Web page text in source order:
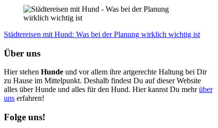
Städ­te­rei­sen mit Hund: Was bei der Pla­nung wirk­lich wich­tig ist
Über uns
Hier stehen Hunde und vor allem ihre artgerechte Haltung bei Dir
zu Hause im Mittelpunkt. Deshalb findest Du auf dieser Website
alles über Hunde und alles für den Hund. Hier kannst Du mehrüber
uns erfahren!
Folge uns!